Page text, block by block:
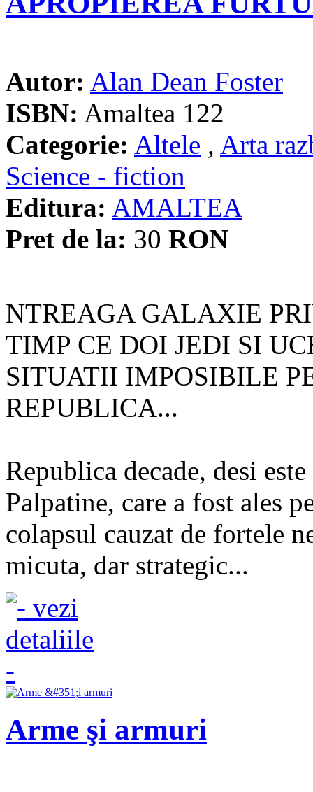
Autor: Alan Dean Foster
ISBN: Amaltea 122
Categorie: Altele , Arta
Science - fiction
Editura: AMALTEA
Pret de la: 30 RON
NTREAGA GALAXIE
TIMP CE DOI JEDI SI
SITUATII IMPOSIBILE
REPUBLICA...
Republica decade, desi
Palpatine, care a fost ales
colapsul cauzat de fortele
micuta, dar strategic...
Arme şi armuri